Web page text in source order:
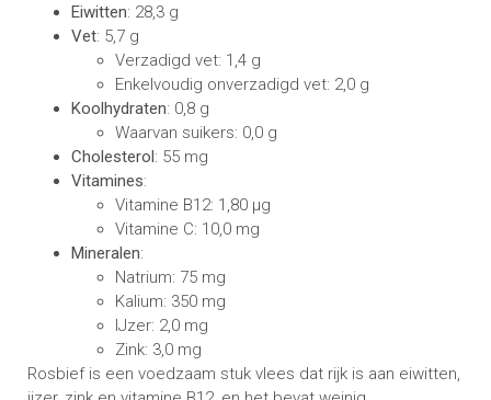
Eiwitten: 28,3 g
Vet: 5,7 g
Verzadigd vet: 1,4 g
Enkelvoudig onverzadigd vet: 2,0 g
Koolhydraten: 0,8 g
Waarvan suikers: 0,0 g
Cholesterol: 55 mg
Vitamines:
Vitamine B12: 1,80 µg
Vitamine C: 10,0 mg
Mineralen:
Natrium: 75 mg
Kalium: 350 mg
IJzer: 2,0 mg
Zink: 3,0 mg
Rosbief is een voedzaam stuk vlees dat rijk is aan eiwitten,